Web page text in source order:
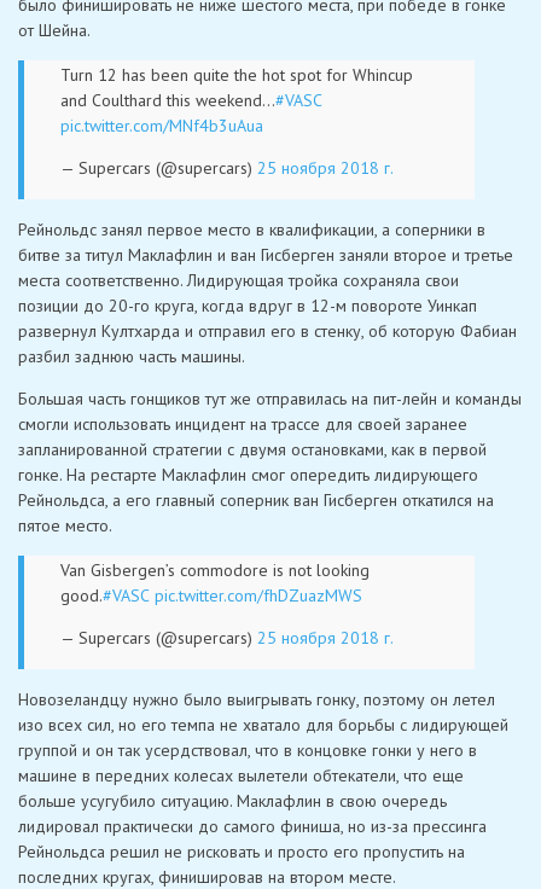
было финишировать не ниже шестого места, при победе в гонке
от Шейна.
Turn 12 has been quite the hot spot for Whincup
and Coulthard this weekend…#VASC
pic.twitter.com/MNf4b3uAua
— Supercars (@supercars) 25 ноября 2018 г.
Рейнольдс занял первое место в квалификации, а соперники в
битве за титул Маклафлин и ван Гисберген заняли второе и третье
места соответственно. Лидирующая тройка сохраняла свои
позиции до 20-го круга, когда вдруг в 12-м повороте Уинкап
развернул Култхарда и отправил его в стенку, об которую Фабиан
разбил заднюю часть машины.
Большая часть гонщиков тут же отправилась на пит-лейн и команды
смогли использовать инцидент на трассе для своей заранее
запланированной стратегии с двумя остановками, как в первой
гонке. На рестарте Маклафлин смог опередить лидирующего
Рейнольдса, а его главный соперник ван Гисберген откатился на
пятое место.
Van Gisbergen’s commodore is not looking
good.#VASC pic.twitter.com/fhDZuazMWS
— Supercars (@supercars) 25 ноября 2018 г.
Новозеландцу нужно было выигрывать гонку, поэтому он летел
изо всех сил, но его темпа не хватало для борьбы с лидирующей
группой и он так усердствовал, что в концовке гонки у него в
машине в передних колесах вылетели обтекатели, что еще
больше усугубило ситуацию. Маклафлин в свою очередь
лидировал практически до самого финиша, но из-за прессинга
Рейнольдса решил не рисковать и просто его пропустить на
последних кругах, финишировав на втором месте.